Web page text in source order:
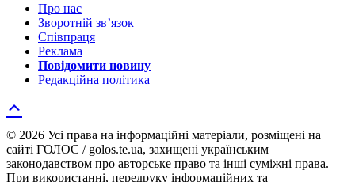
Про нас
Зворотній зв’язок
Співпраця
Реклама
Повідомити новину
Редакційна політика
© 2026 Усі права на інформаційні матеріали, розміщені на
сайті ГОЛОС / golos.te.ua, захищені українським
законодавством про авторське право та інші суміжні права.
При використанні, передруку інформаційних та